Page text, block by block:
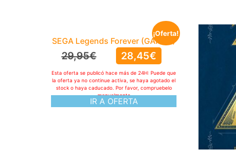
¡Oferta!
SEGA Legends Forever (GAMES)
29,95€ 28,45€
IR A OFERTA
Esta oferta se publicó hace más de 24H: Puede que
la oferta ya no continue activa, se haya agotado el
stock o haya caducado. Por favor, compruebelo
manualmente